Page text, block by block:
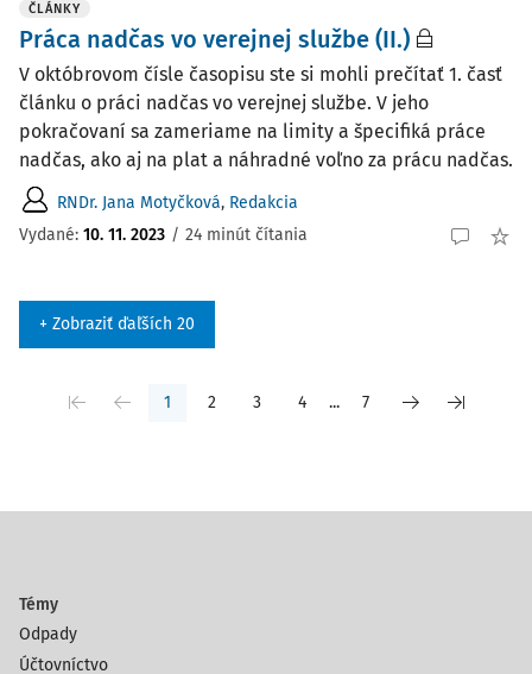
ČLÁNKY
Práca nadčas vo verejnej službe (II.)
V októbrovom čísle časopisu ste si mohli prečítať 1. časť
článku o práci nadčas vo verejnej službe. V jeho
pokračovaní sa zameriame na limity a špecifiká práce
nadčas, ako aj na plat a náhradné voľno za prácu nadčas.
RNDr. Jana Motyčková, Redakcia
Vydané: 10. 11. 2023 / 24 minút čítania
+ Zobraziť ďaľších 20
1 2 3 4 ... 7
Témy
Odpady
Účtovníctvo